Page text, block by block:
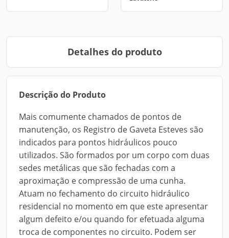
Detalhes do produto
Descrição do Produto
Mais comumente chamados de pontos de
manutenção, os Registro de Gaveta Esteves são
indicados para pontos hidráulicos pouco
utilizados. São formados por um corpo com duas
sedes metálicas que são fechadas com a
aproximação e compressão de uma cunha.
Atuam no fechamento do circuito hidráulico
residencial no momento em que este apresentar
algum defeito e/ou quando for efetuada alguma
troca de componentes no circuito. Podem ser